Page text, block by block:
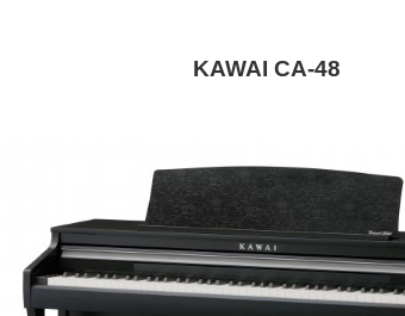
KAWAI CA-48